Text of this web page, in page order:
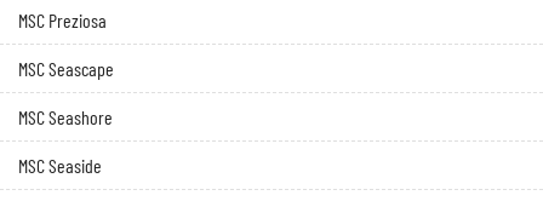
MSC Preziosa
MSC Seascape
MSC Seashore
MSC Seaside